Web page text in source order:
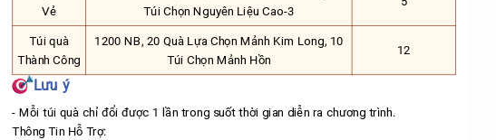
Vẻ
Túi Chọn Nguyên Liệu Cao-3
Túi quà
Thành Công
1200 NB, 20 Quà Lựa Chọn Mảnh Kim Long, 10
Túi Chọn Mảnh Hồn
12
Lưu ý
- Mỗi túi quà chỉ đổi được 1 lần trong suốt thời gian diễn ra chương trình.
Thông Tin Hỗ Trợ: